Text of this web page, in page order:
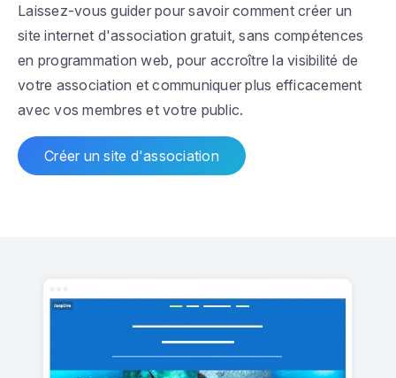
Laissez-vous guider pour savoir comment créer un
site internet d'association gratuit, sans compétences
en programmation web, pour accroître la visibilité de
votre association et communiquer plus efficacement
avec vos membres et votre public.
Créer un site d'association